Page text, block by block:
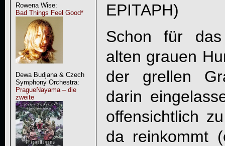
Rowena Wise:
Bad Things Feel Good*
Dewa Budjana & Czech
Symphony Orchestra:
PragueNayama – die
zweite
EPITAPH)
Schon für
alten grauen
der grellen
darin
offensichtlich
da reinkommt